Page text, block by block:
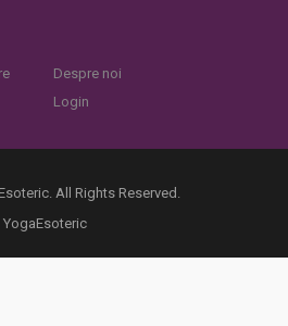
Despre noi
Login
All Rights Reserved.
YogaEsoteric